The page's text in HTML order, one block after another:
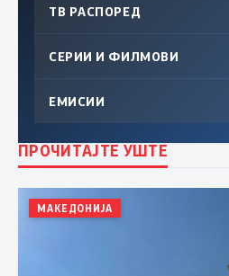
ТВ РАСПОРЕД
СЕРИИ И ФИЛМОВИ
ЕМИСИИ
ПРОЧИТАЈТЕ УШТЕ
МАКЕДОНИЈА